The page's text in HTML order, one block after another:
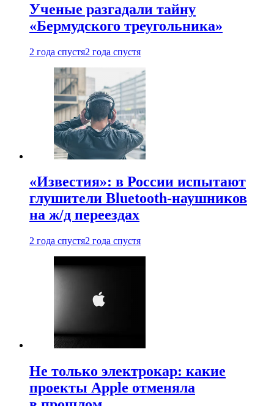
Ученые разгадали тайну
«Бермудского треугольника»
2 года спустя2 года спустя
«Известия»: в России испытают
глушители Bluetooth-наушников
на ж/д переездах
2 года спустя2 года спустя
Не только электрокар: какие
проекты Apple отменяла